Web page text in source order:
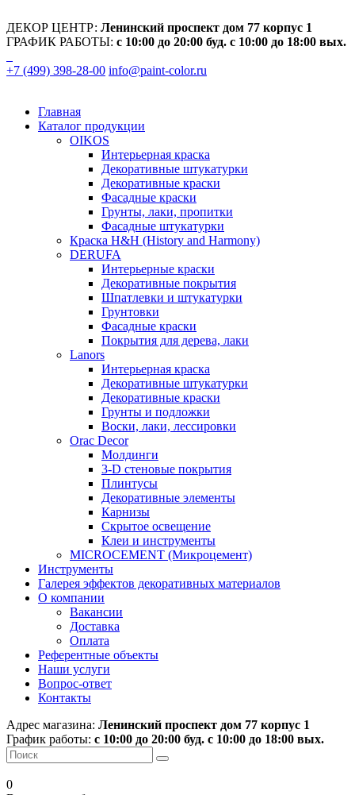
ДЕКОР ЦЕНТР: Ленинский проспект дом 77 корпус 1
ГРАФИК РАБОТЫ: с 10:00 до 20:00 буд. с 10:00 до 18:00 вых.
+7 (499) 398-28-00 info@paint-color.ru
Главная
Каталог продукции
OIKOS
Интерьерная краска
Декоративные штукатурки
Декоративные краски
Фасадные краски
Грунты, лаки, пропитки
Фасадные штукатурки
Краска H&H (History and Harmony)
DERUFA
Интерьерные краски
Декоративные покрытия
Шпатлевки и штукатурки
Грунтовки
Фасадные краски
Покрытия для дерева, лаки
Lanors
Интерьерная краска
Декоративные штукатурки
Декоративные краски
Грунты и подложки
Воски, лаки, лессировки
Orac Decor
Молдинги
3-D стеновые покрытия
Плинтусы
Декоративные элементы
Карнизы
Скрытое освещение
Клеи и инструменты
MICROCEMENT (Микроцемент)
Инструменты
Галерея эффектов декоративных материалов
О компании
Вакансии
Доставка
Оплата
Референтные объекты
Наши услуги
Вопрос-ответ
Контакты
Адрес магазина: Ленинский проспект дом 77 корпус 1
График работы: с 10:00 до 20:00 буд. с 10:00 до 18:00 вых.
0